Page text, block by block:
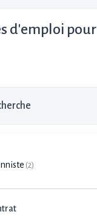
d'emploi pour
(2)